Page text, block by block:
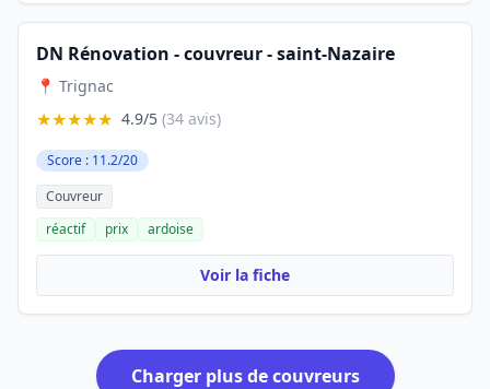
DN Rénovation - couvreur - saint-Nazaire
📍 Trignac
★★★★★ 4.9/5 (34 avis)
Score : 11.2/20
Couvreur
réactif
prix ardoise
Voir la fiche
Charger plus de couvreurs